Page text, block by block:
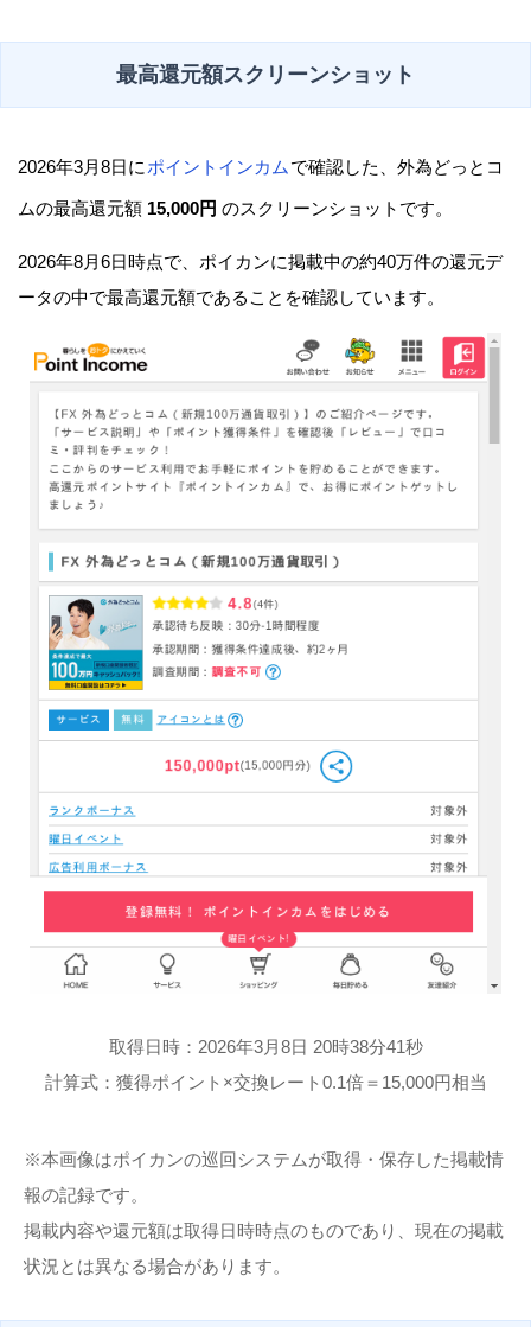
最高還元額スクリーンショット
2026年3月8日に ポイントインカム で確認した、外為どっとコ
ムの最高還元額 15,000円 のスクリーンショットです。
2026年8月6日時点で、ポイカンに掲載中の約40万件の還元デ
ータの中で最高還元額であることを確認しています。
取得日時：2026年3月8日 20時38分41秒
計算式：獲得ポイント×交換レート0.1倍＝15,000円相当
※本画像はポイカンの巡回システムが取得・保存した掲載情
報の記録です。
掲載内容や還元額は取得日時時点のものであり、現在の掲載
状況とは異なる場合があります。